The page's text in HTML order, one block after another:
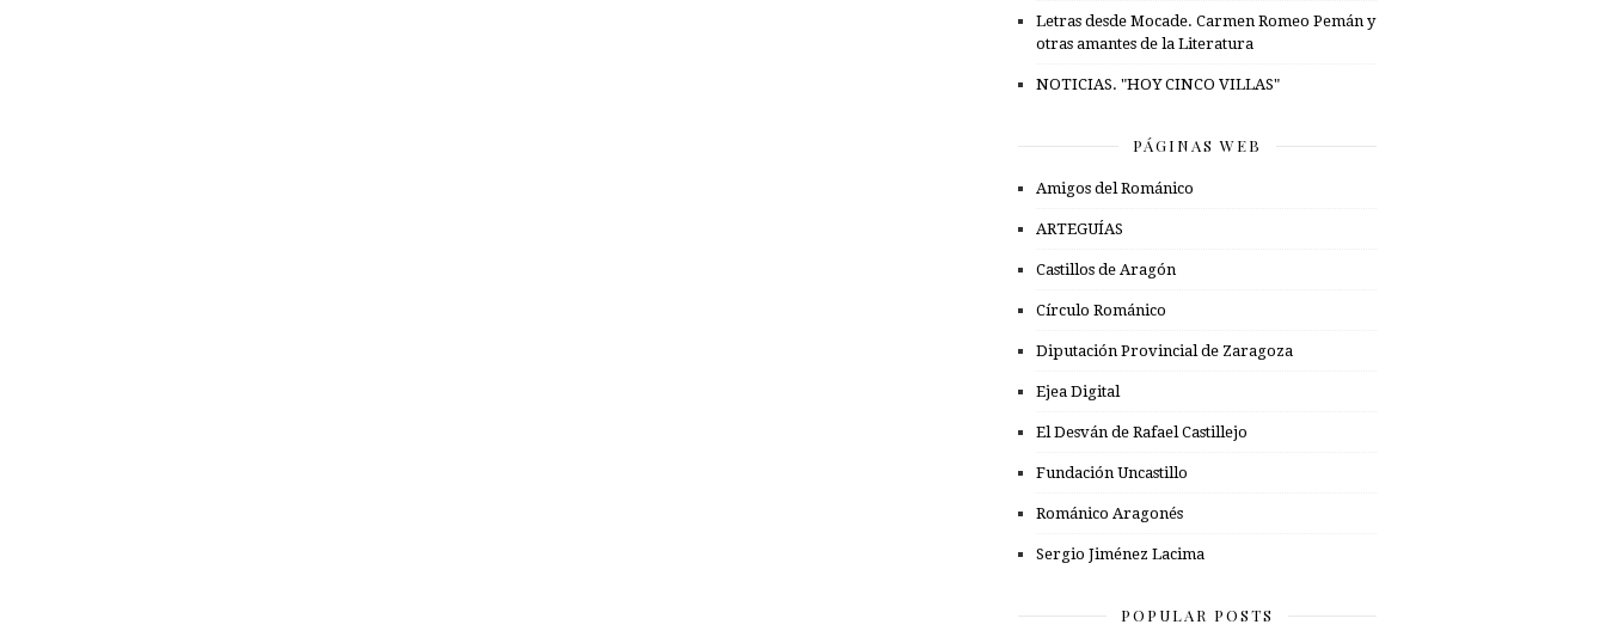
Letras desde Mocade. Carmen Romeo Pemán y
otras amantes de la Literatura
NOTICIAS. "HOY CINCO VILLAS"
PÁGINAS WEB
Amigos del Románico
ARTEGUÍAS
Castillos de Aragón
Círculo Románico
Diputación Provincial de Zaragoza
Ejea Digital
El Desván de Rafael Castillejo
Fundación Uncastillo
Románico Aragonés
Sergio Jiménez Lacima
POPULAR POSTS